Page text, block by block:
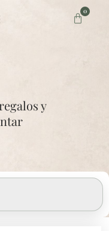
0
Carrito
y